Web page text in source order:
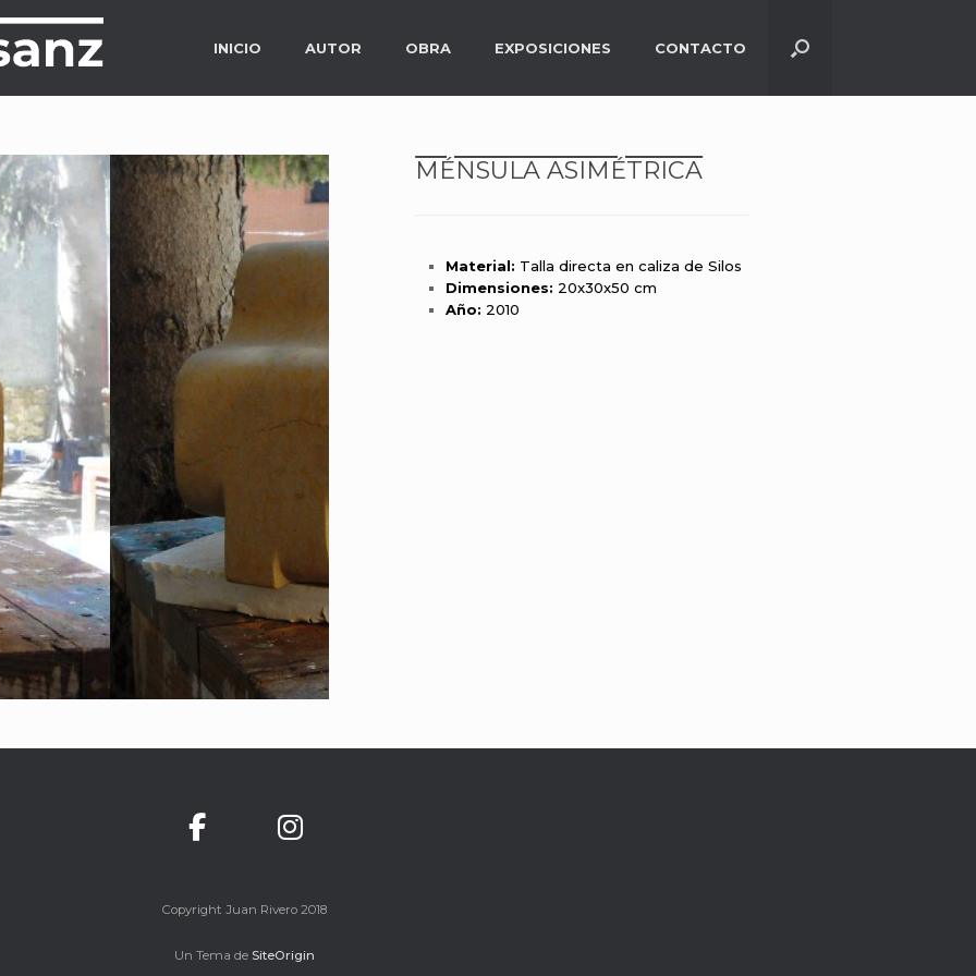
INICIO AUTOR OBRA EXPOSICIONES CONTACTO
MÉNSULA ASIMÉTRICA
Material: Talla directa en caliza de Silos
Dimensiones: 20x30x50 cm
Año: 2010
Copyright Juan Rivero 2018
Un Tema de SiteOrigin